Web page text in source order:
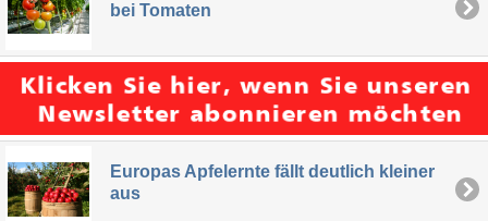
bei Tomaten
Europas Apfelernte fällt deutlich kleiner
aus